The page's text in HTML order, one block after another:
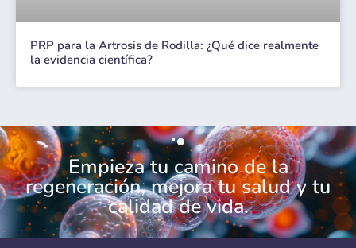
PRP para la Artrosis de Rodilla: ¿Qué dice realmente
la evidencia científica?
Empieza tu camino de la
regeneración, mejora tu salud y tu
calidad de vida.